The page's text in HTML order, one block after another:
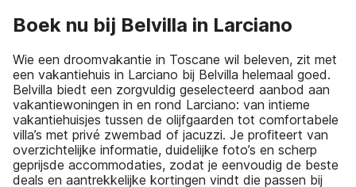
Boek nu bij Belvilla in Larciano
Wie een droomvakantie in Toscane wil beleven, zit met
een vakantiehuis in Larciano bij Belvilla helemaal goed.
Belvilla biedt een zorgvuldig geselecteerd aanbod aan
vakantiewoningen in en rond Larciano: van intieme
vakantiehuisjes tussen de olijfgaarden tot comfortabele
villa’s met privé zwembad of jacuzzi. Je profiteert van
overzichtelijke informatie, duidelijke foto’s en scherp
geprijsde accommodaties, zodat je eenvoudig de beste
deals en aantrekkelijke kortingen vindt die passen bij